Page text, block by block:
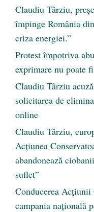
Claudiu Târziu,
împinge România
criza energiei.”
Protest împotriva
exprimare nu poate
Claudiu Târziu
solicitarea de
online
Claudiu Târziu,
Acțiunea
abandonează
suflet”
Conducerea
campania națională